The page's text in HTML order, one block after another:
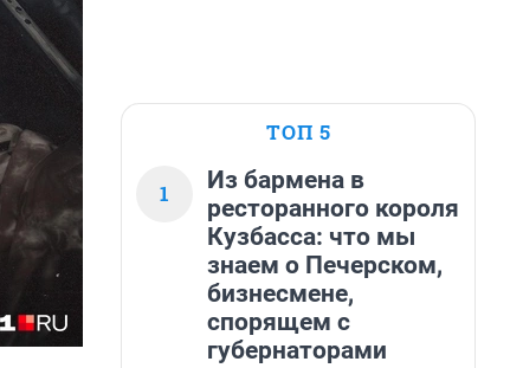
ТОП 5
1
Из бармена в
ресторанного короля
Кузбасса: что мы
знаем о Печерском,
бизнесмене,
спорящем с
губернаторами